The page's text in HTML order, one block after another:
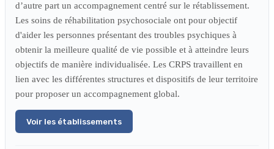
d’autre part un accompagnement centré sur le rétablissement.
Les soins de réhabilitation psychosociale ont pour objectif
d'aider les personnes présentant des troubles psychiques à
obtenir la meilleure qualité de vie possible et à atteindre leurs
objectifs de manière individualisée. Les CRPS travaillent en
lien avec les différentes structures et dispositifs de leur territoire
pour proposer un accompagnement global.
Voir les établissements